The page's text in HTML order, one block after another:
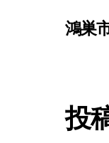
鴻巣
投